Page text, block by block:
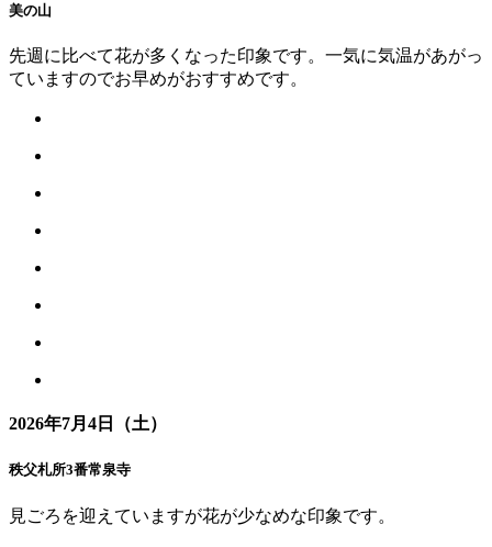
美の山
先週に比べて花が多くなった印象です。一気に気温があがっ
ていますのでお早めがおすすめです。
2026年7月4日（土）
秩父札所3番常泉寺
見ごろを迎えていますが花が少なめな印象です。